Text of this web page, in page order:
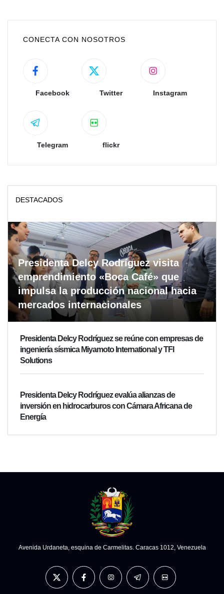
CONECTA CON NOSOTROS
Facebook Twitter Instagram
Telegram flickr
DESTACADOS
Presidenta Delcy Rodríguez visita
emprendimiento «Boca Café» que
impulsa la producción nacional hacia
mercados internacionales
Presidenta Delcy Rodríguez se reúne con empresas de
ingeniería sísmica Miyamoto International y TFI
Solutions
Presidenta Delcy Rodríguez evalúa alianzas de
inversión en hidrocarburos con Cámara Africana de
Energía
Avenida Urdaneta, esquina de Carmelitas. Caracas 1012, Venezuela